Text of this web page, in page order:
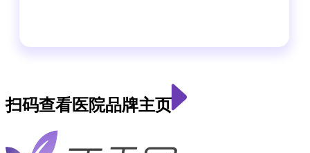
扫码查看医院品牌主页